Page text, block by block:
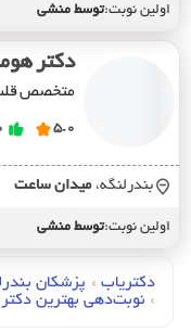
اولین نوبت:توسط منشی
دکتر
متخصص
5.0
بندرلنگه، ميدان ساعت
اولین نوبت:توسط منشی
دکتریاب › پزشکان
› نوبت‌دهی بهترین